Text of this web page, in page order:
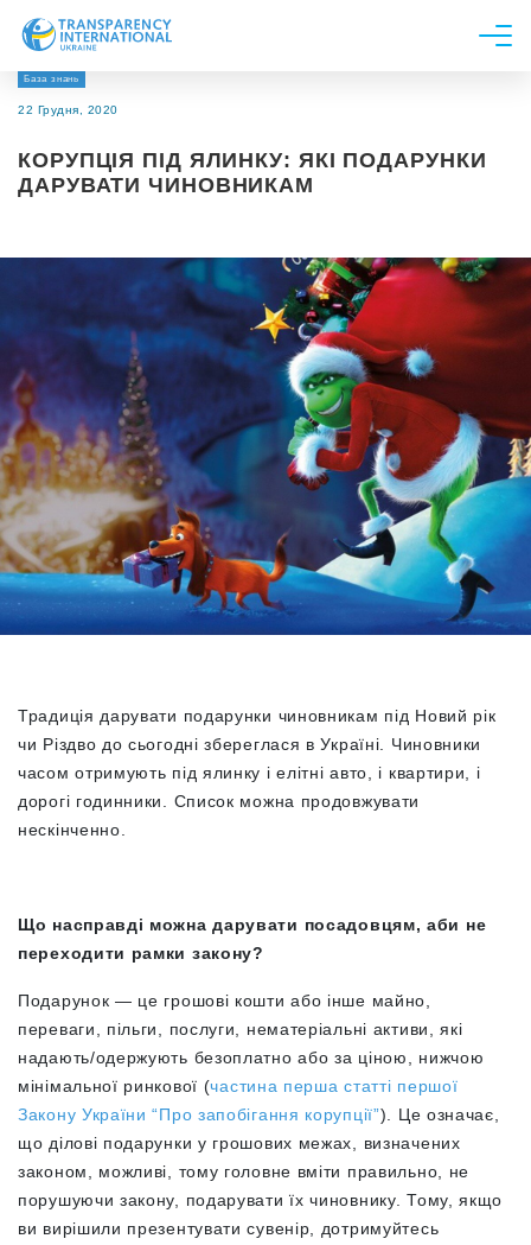
Про нас
Дослідження
Долучитися
База знань
22 Грудня, 2020
КОРУПЦІЯ ПІД ЯЛИНКУ: ЯКІ ПОДАРУНКИ
ДАРУВАТИ ЧИНОВНИКАМ
Традиція дарувати подарунки чиновникам під Новий рік
чи Різдво до сьогодні збереглася в Україні. Чиновники
часом отримують під ялинку і елітні авто, і квартири, і
дорогі годинники. Список можна продовжувати
нескінченно.
Що насправді можна дарувати посадовцям, аби не
переходити рамки закону?
Подарунок — це грошові кошти або інше майно,
переваги, пільги, послуги, нематеріальні активи, які
надають/одержують безоплатно або за ціною, нижчою
мінімальної ринкової (частина перша статті першої
Закону України “Про запобігання корупції”). Це означає,
що ділові подарунки у грошових межах, визначених
законом, можливі, тому головне вміти правильно, не
порушуючи закону, подарувати їх чиновнику.Тому, якщо
ви вирішили презентувати сувенір, дотримуйтесь